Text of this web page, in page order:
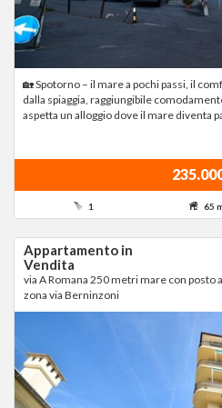
🏡 Spotorno – il mare a pochi passi, il
dalla spiaggia, raggiungibile
aspetta un alloggio dove il mare diventa
1 65
Appartamento in
Vendita
via A Romana 250 metri mare con posto
zona via Berninzoni